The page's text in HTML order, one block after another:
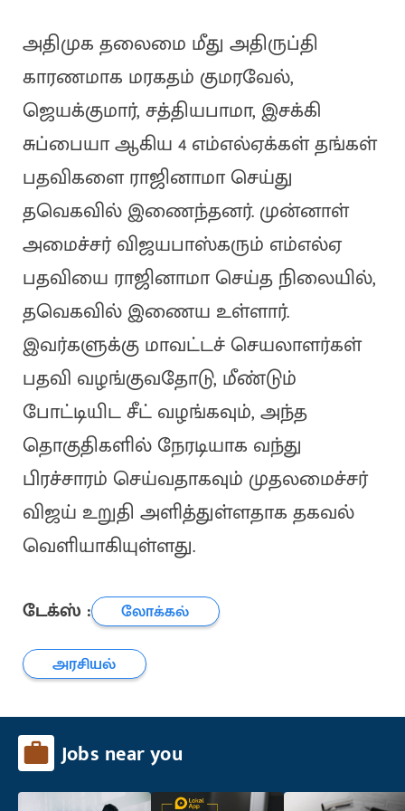
அதிமுக தலைமை மீது அதிருப்தி
காரணமாக மரகதம் குமரவேல்,
ஜெயக்குமார், சத்தியபாமா, இசக்கி
சுப்பையா ஆகிய 4 எம்எல்ஏக்கள் தங்கள்
பதவிகளை ராஜினாமா செய்து
தவெகவில் இணைந்தனர். முன்னாள்
அமைச்சர் விஜயபாஸ்கரும் எம்எல்ஏ
பதவியை ராஜினாமா செய்த நிலையில்,
தவெகவில் இணைய உள்ளார்.
இவர்களுக்கு மாவட்டச் செயலாளர்கள்
பதவி வழங்குவதோடு, மீண்டும்
போட்டியிட சீட் வழங்கவும், அந்த
தொகுதிகளில் நேரடியாக வந்து
பிரச்சாரம் செய்வதாகவும் முதலமைச்சர்
விஜய் உறுதி அளித்துள்ளதாக தகவல்
வெளியாகியுள்ளது.
டேக்ஸ் :
லோக்கல்
அரசியல்
Jobs near you